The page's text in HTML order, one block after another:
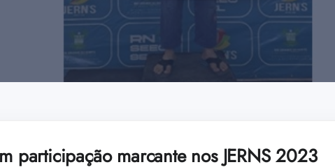
participação marcante nos JERNS 2023